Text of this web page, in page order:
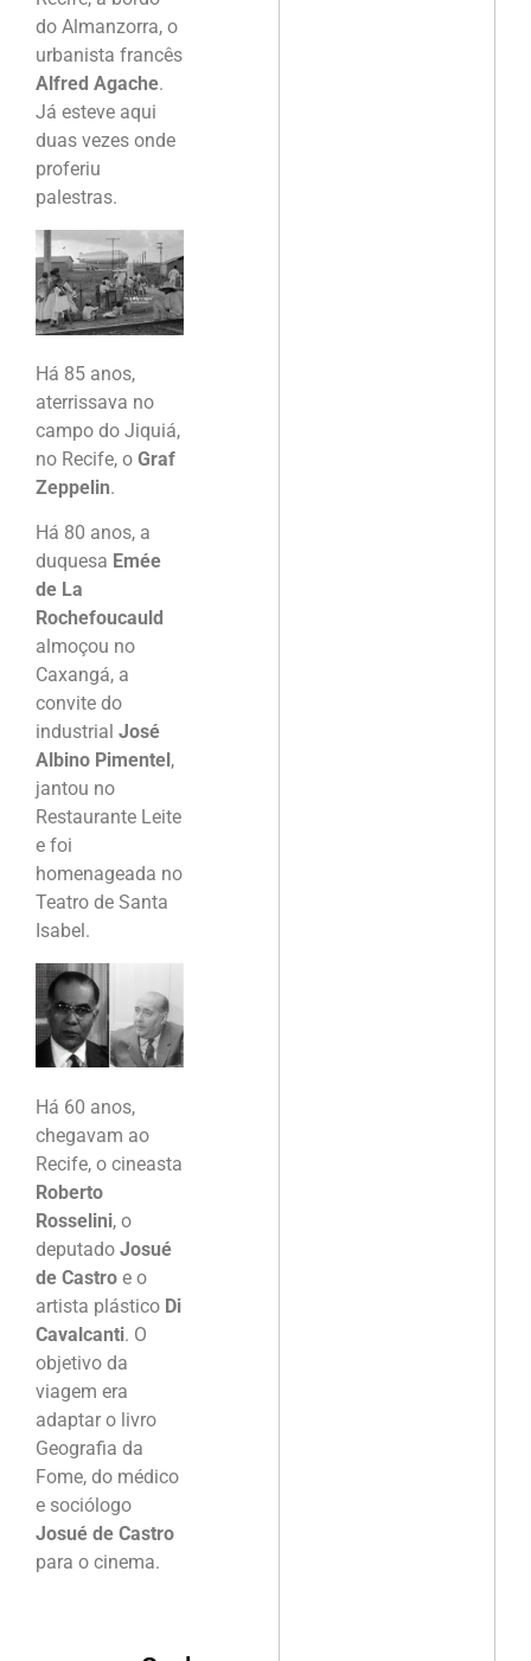
do Almanzorra, o
urbanista francês
Alfred Agache.
Já esteve aqui
duas vezes onde
proferiu
palestras.
Há 85 anos,
aterrissava no
campo do Jiquiá,
no Recife, o Graf
Zeppelin.
Há 80 anos, a
duquesa Emée
de La
Rochefoucauld
almoçou no
Caxangá, a
convite do
industrial José
Albino Pimentel ,
jantou no
Restaurante Leite
e foi
homenageada no
Teatro de Santa
Isabel.
Há 60 anos,
chegavam ao
Recife, o cineasta
Roberto
Rosselini, o
deputado Josué
de Castro e o
artista plástico Di
Cavalcanti. O
objetivo da
viagem era
adaptar o livro
Geografia da
Fome, do médico
e sociólogo
Josué de Castro
para o cinema.